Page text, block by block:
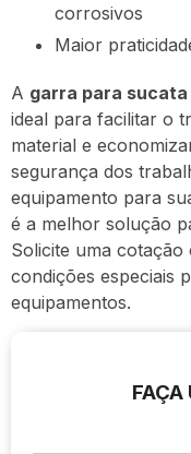
corrosivos
Maior
A garra para sucata
ideal para facilitar o
material e
segurança dos
equipamento para
é a melhor solução
Solicite uma
condições especiais
equipamentos.